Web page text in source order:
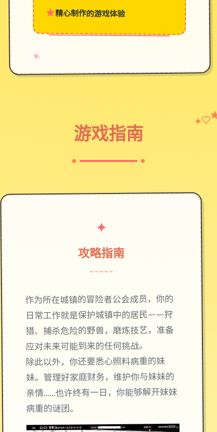
★精心制作的游戏体验
♥
✧
→
游戏指南
✦♡
✦
攻略指南
~~~~~
作为所在城镇的冒险者公会成员，你的
日常工作就是保护城镇中的居民——狩
猎、捕杀危险的野兽，磨炼技艺，准备
应对未来可能到来的任何挑战。
除此以外，你还要悉心照料病重的妹
妹。管理好家庭财务，维护你与妹妹的
亲情……也许终有一日，你能够解开妹妹
病重的谜团。